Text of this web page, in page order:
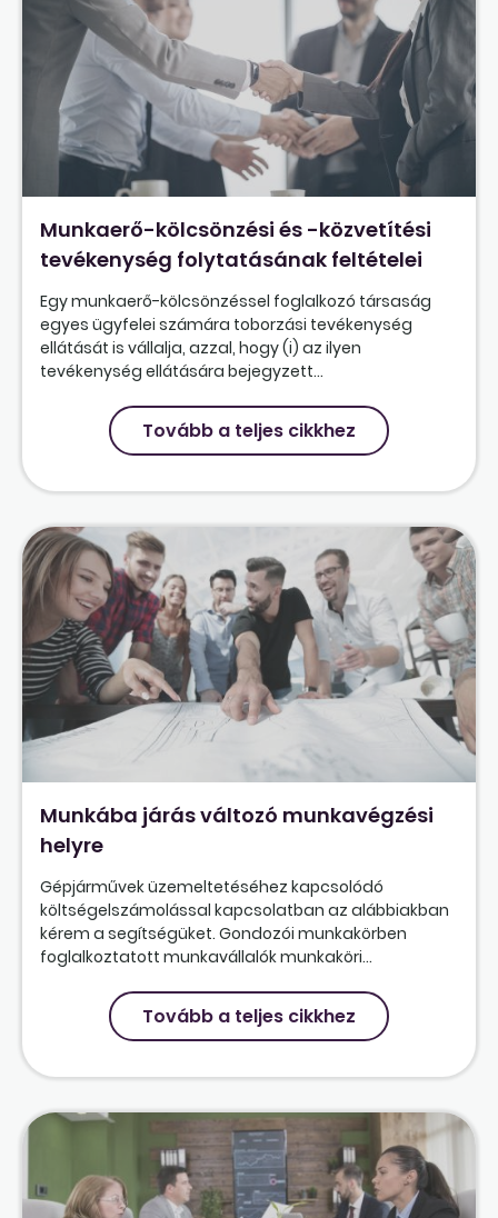
Munkaerő-kölcsönzési és -közvetítési
tevékenység folytatásának feltételei
Egy munkaerő-kölcsönzéssel foglalkozó társaság
egyes ügyfelei számára toborzási tevékenység
ellátását is vállalja, azzal, hogy (i) az ilyen
tevékenység ellátására bejegyzett...
Tovább a teljes cikkhez
Munkába járás változó munkavégzési
helyre
Gépjárművek üzemeltetéséhez kapcsolódó
költségelszámolással kapcsolatban az alábbiakban
kérem a segítségüket. Gondozói munkakörben
foglalkoztatott munkavállalók munkaköri...
Tovább a teljes cikkhez